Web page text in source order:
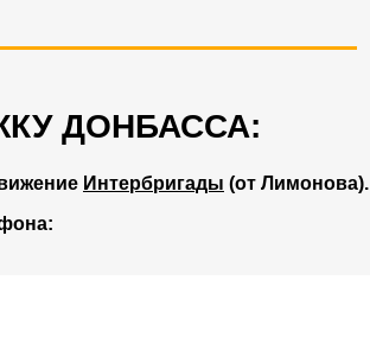
ДОНБАССА:
Интербригады (от Лимонова).